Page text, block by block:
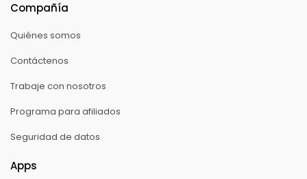
Compañía
Quiénes somos
Contáctenos
Trabaje con nosotros
Programa para afiliados
Seguridad de datos
Apps